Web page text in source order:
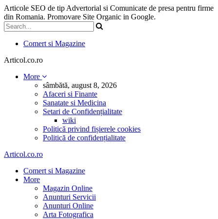
Articole SEO de tip Advertorial si Comunicate de presa pentru firme
din Romania. Promovare Site Organic in Google.
Comert si Magazine
Articol.co.ro
More
sâmbătă, august 8, 2026
Afaceri si Finante
Sanatate si Medicina
Setari de Confidențialitate
wiki
Politică privind fișierele cookies
Politică de confidențialitate
Articol.co.ro
Comert si Magazine
More
Magazin Online
Anunturi Servicii
Anunturi Online
Arta Fotografica